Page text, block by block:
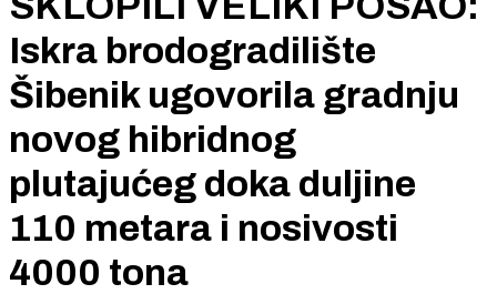
Iskra brodogradilište
Šibenik ugovorila gradnju
novog hibridnog
plutajućeg doka duljine
110 metara i nosivosti
4000 tona